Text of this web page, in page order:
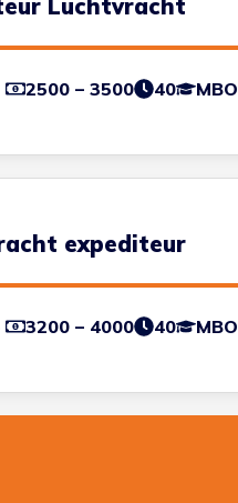
Luchtvracht
2500 – 3500 40 MBO
expediteur
3200 – 4000 40 MBO